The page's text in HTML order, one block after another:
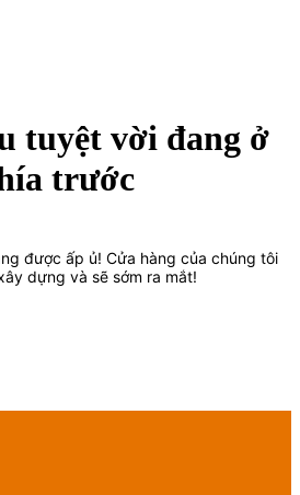
tuyệt vời đang ở
trước
được ấp ủ! Cửa hàng của chúng tôi
dựng và sẽ sớm ra mắt!